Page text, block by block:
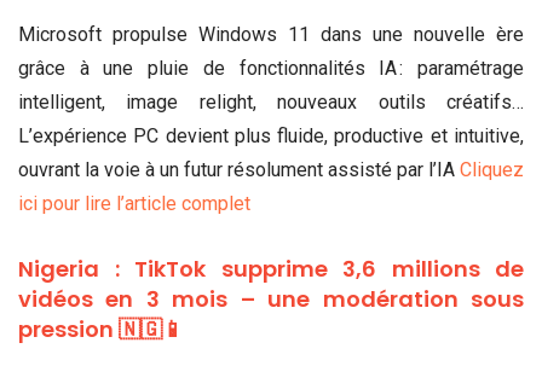
Microsoft propulse Windows 11 dans une nouvelle ère
grâce à une pluie de fonctionnalités IA : paramétrage
intelligent, image relight, nouveaux outils créatifs…
L’expérience PC devient plus fluide, productive et intuitive,
ouvrant la voie à un futur résolument assisté par l’IA Cliquez
ici pour lire l’article complet
Nigeria : TikTok supprime 3,6 millions de
vidéos en 3 mois – une modération sous
pression 🇳🇬📱